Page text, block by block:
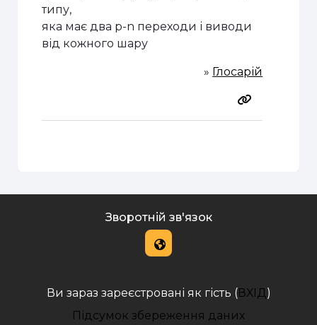
типу,
яка має два p-n переходи і виводи
від кожного шару
» Глосарій
Зворотній зв'язок
Ви зараз зареєстровані як гість (ВХІД )
Підсумок збереження даних